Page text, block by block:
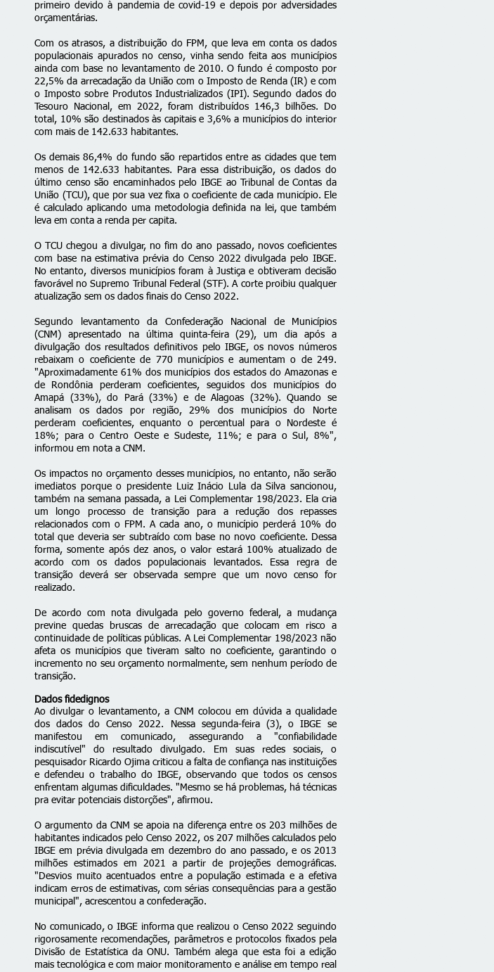
primeiro devido à pandemia de covid-19 e depois por adversidades
orçamentárias.
Com os atrasos, a distribuição do FPM, que leva em conta os dados
populacionais apurados no censo, vinha sendo feita aos municípios
ainda com base no levantamento de 2010. O fundo é composto por
22,5% da arrecadação da União com o Imposto de Renda (IR) e com
o Imposto sobre Produtos Industrializados (IPI). Segundo dados do
Tesouro Nacional, em 2022, foram distribuídos 146,3 bilhões. Do
total, 10% são destinados às capitais e 3,6% a municípios do interior
com mais de 142.633 habitantes.
Os demais 86,4% do fundo são repartidos entre as cidades que tem
menos de 142.633 habitantes. Para essa distribuição, os dados do
último censo são encaminhados pelo IBGE ao Tribunal de Contas da
União (TCU), que por sua vez fixa o coeficiente de cada município. Ele
é calculado aplicando uma metodologia definida na lei, que também
leva em conta a renda per capita.
O TCU chegou a divulgar, no fim do ano passado, novos coeficientes
com base na estimativa prévia do Censo 2022 divulgada pelo IBGE.
No entanto, diversos municípios foram à Justiça e obtiveram decisão
favorável no Supremo Tribunal Federal (STF). A corte proibiu qualquer
atualização sem os dados finais do Censo 2022.
Segundo levantamento da Confederação Nacional de Municípios
(CNM) apresentado na última quinta-feira (29), um dia após a
divulgação dos resultados definitivos pelo IBGE, os novos números
rebaixam o coeficiente de 770 municípios e aumentam o de 249.
"Aproximadamente 61% dos municípios dos estados do Amazonas e
de Rondônia perderam coeficientes, seguidos dos municípios do
Amapá (33%), do Pará (33%) e de Alagoas (32%). Quando se
analisam os dados por região, 29% dos municípios do Norte
perderam coeficientes, enquanto o percentual para o Nordeste é
18%; para o Centro Oeste e Sudeste, 11%; e para o Sul, 8%",
informou em nota a CNM.
Os impactos no orçamento desses municípios, no entanto, não serão
imediatos porque o presidente Luiz Inácio Lula da Silva sancionou,
também na semana passada, a Lei Complementar 198/2023. Ela cria
um longo processo de transição para a redução dos repasses
relacionados com o FPM. A cada ano, o município perderá 10% do
total que deveria ser subtraído com base no novo coeficiente. Dessa
forma, somente após dez anos, o valor estará 100% atualizado de
acordo com os dados populacionais levantados. Essa regra de
transição deverá ser observada sempre que um novo censo for
realizado.
De acordo com nota divulgada pelo governo federal, a mudança
previne quedas bruscas de arrecadação que colocam em risco a
continuidade de políticas públicas. A Lei Complementar 198/2023 não
afeta os municípios que tiveram salto no coeficiente, garantindo o
incremento no seu orçamento normalmente, sem nenhum período de
transição.
Dados fidedignos
Ao divulgar o levantamento, a CNM colocou em dúvida a qualidade
dos dados do Censo 2022. Nessa segunda-feira (3), o IBGE se
manifestou em comunicado, assegurando a "confiabilidade
indiscutível" do resultado divulgado. Em suas redes sociais, o
pesquisador Ricardo Ojima criticou a falta de confiança nas instituições
e defendeu o trabalho do IBGE, observando que todos os censos
enfrentam algumas dificuldades. "Mesmo se há problemas, há técnicas
pra evitar potenciais distorções", afirmou.
O argumento da CNM se apoia na diferença entre os 203 milhões de
habitantes indicados pelo Censo 2022, os 207 milhões calculados pelo
IBGE em prévia divulgada em dezembro do ano passado, e os 2013
milhões estimados em 2021 a partir de projeções demográficas.
"Desvios muito acentuados entre a população estimada e a efetiva
indicam erros de estimativas, com sérias consequências para a gestão
municipal", acrescentou a confederação.
No comunicado, o IBGE informa que realizou o Censo 2022 seguindo
rigorosamente recomendações, parâmetros e protocolos fixados pela
Divisão de Estatística da ONU. Também alega que esta foi a edição
mais tecnológica e com maior monitoramento e análise em tempo real